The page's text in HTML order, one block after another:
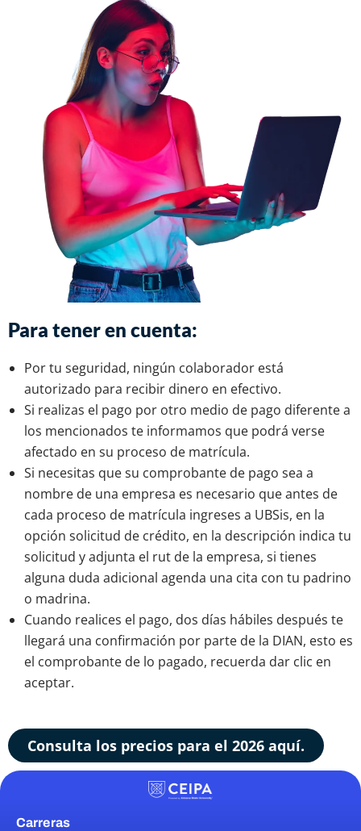
Para tener en cuenta:
Por tu seguridad, ningún colaborador está
autorizado para recibir dinero en efectivo.
Si realizas el pago por otro medio de pago diferente a
los mencionados te informamos que podrá verse
afectado en su proceso de matrícula.
Si necesitas que su comprobante de pago sea a
nombre de una empresa es necesario que antes de
cada proceso de matrícula ingreses a UBSis, en la
opción solicitud de crédito, en la descripción indica tu
solicitud y adjunta el rut de la empresa, si tienes
alguna duda adicional agenda una cita con tu padrino
o madrina.
Cuando realices el pago, dos días hábiles después te
llegará una confirmación por parte de la DIAN, esto es
el comprobante de lo pagado, recuerda dar clic en
aceptar.
Consulta los precios para el 2026 aquí.
Carreras